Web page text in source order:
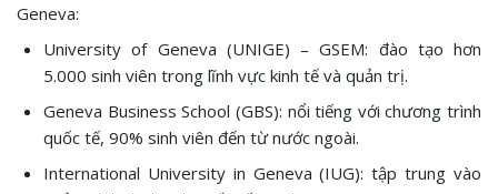
Geneva:
University of Geneva (UNIGE) – GSEM: đào tạo hơn
5.000 sinh viên trong lĩnh vực kinh tế và quản trị.
Geneva Business School (GBS): nổi tiếng với chương trình
quốc tế, 90% sinh viên đến từ nước ngoài.
International University in Geneva (IUG): tập trung vào